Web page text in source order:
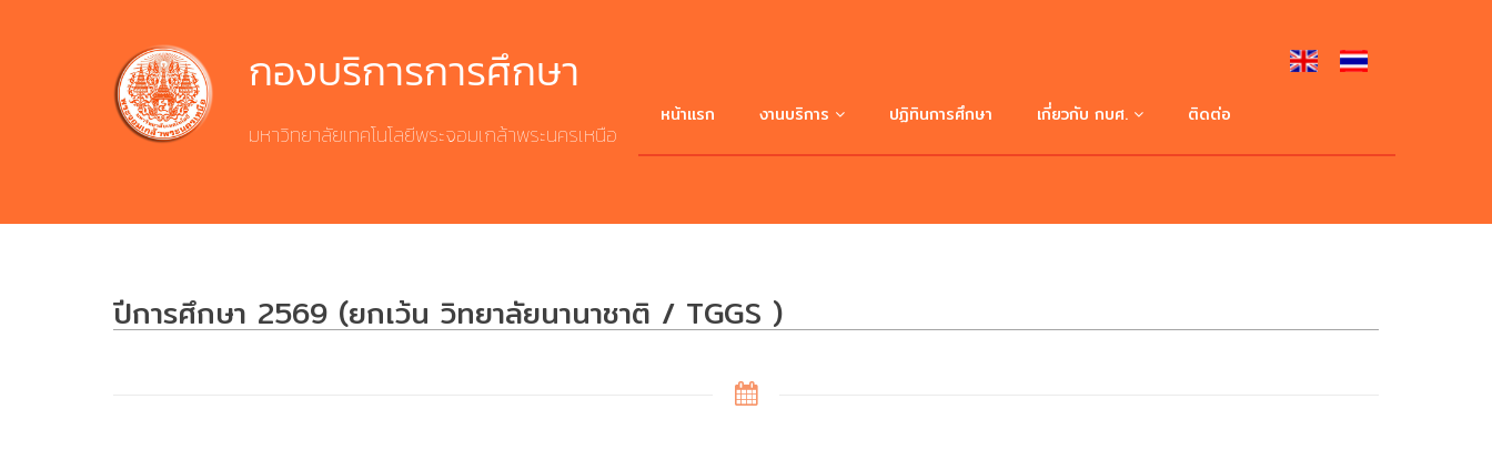
กองบริการการศึกษา
มหาวิทยาลัยเทคโนโลยีพระจอมเกล้าพระนครเหนือ
หน้าแรก งานบริการ
ศึกษาต่อ มจพ.
บริการดาวน์โหลดเอกสาร
ปฏิทินการศึกษา เกี่ยวกับ กบศ.
ประวัติความเป็นมา
โครงสร้างการบริหาร
ติดต่อ
ปีการศึกษา 2569 (ยกเว้น วิทยาลัยนานาชาติ / TGGS )